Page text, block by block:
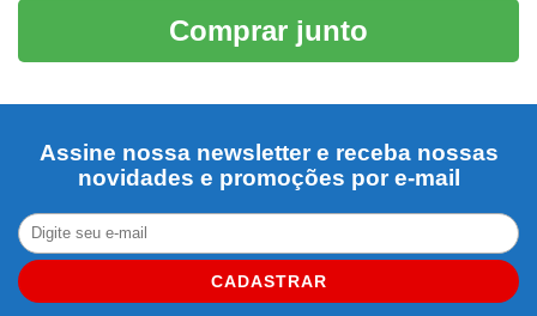
Comprar junto
Assine nossa newsletter e receba nossas
novidades e promoções por e-mail
CADASTRAR